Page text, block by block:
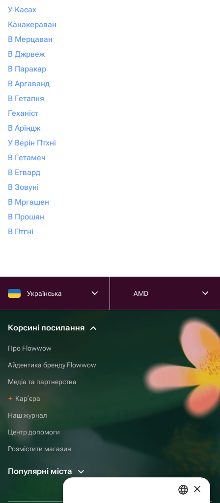
У Касах
Канакераван
В Мерцаван
В Джрвеж
В Паракар
В Аргаванд
В Гетапня
Геханіст
В Аріндж
У Верін Птхні
В Гетамеч
В Егвард
В Зовуні
В Мргашен
В Прошян
В Птгні
Українська AMD
Корсині посилання
Про Flowwow
Айдентика бренду Flowwow
Медіа та партнерства
Карʼєра
Наш журнал
Центр допомоги
Розмістити магазин
Популярні міста
×